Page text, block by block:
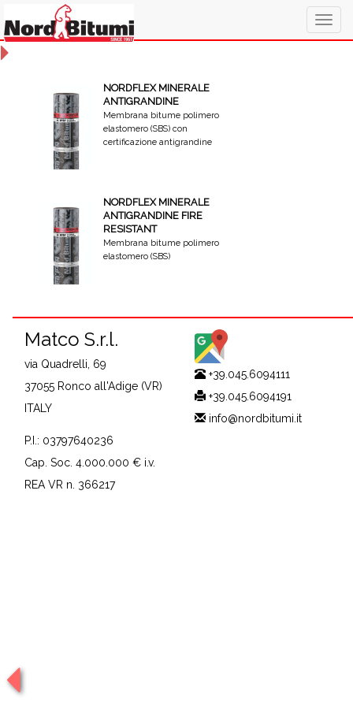
NORDFLEX MINERALE
ANTIGRANDINE
Membrana bitume polimero
elastomero (SBS) con
certificazione antigrandine
NORDFLEX MINERALE
ANTIGRANDINE FIRE
RESISTANT
Membrana bitume polimero
elastomero (SBS)
Matco S.r.l.
via Quadrelli, 69
37055 Ronco all'Adige (VR)
ITALY
+39.045.6094111
+39.045.6094191
info@nordbitumi.it
P.I.: 03797640236
Cap. Soc. 4.000.000 € i.v.
REA VR n. 366217